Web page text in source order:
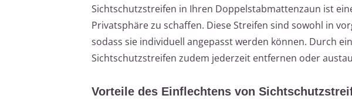
Sichtschutzstreifen in Ihren Doppelstabmattenzaun ist
Privatsphäre zu schaffen. Diese Streifen sind sowohl in
sodass sie individuell angepasst werden können. Durch
Sichtschutzstreifen zudem jederzeit entfernen oder
Vorteile des Einflechtens von